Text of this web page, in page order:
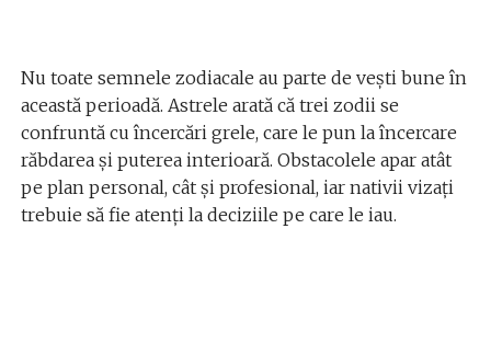
Nu toate semnele zodiacale au parte de vești bune în
această perioadă. Astrele arată că trei zodii se
confruntă cu încercări grele, care le pun la încercare
răbdarea și puterea interioară. Obstacolele apar atât
pe plan personal, cât și profesional, iar nativii vizați
trebuie să fie atenți la deciziile pe care le iau.